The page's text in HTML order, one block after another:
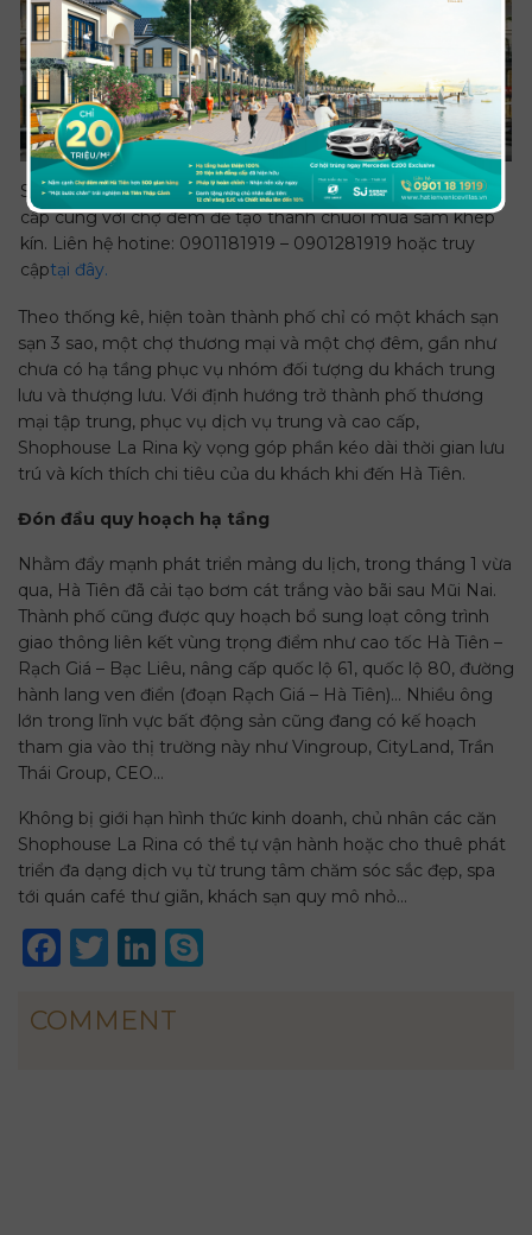
Shophouse đự kiến quy tụ dịch vụ mua sắm, du lịch cao
cấp cùng với chợ đêm để tạo thành chuỗi mua sắm khép
kín. Liên hệ hotine: 0901181919 – 0901281919 hoặc truy
cậptại đây.
Theo thống kê, hiện toàn thành phố chỉ có một khách sạn
sạn 3 sao, một chợ thương mại và một chợ đêm, gần như
chưa có hạ tầng phục vụ nhóm đối tượng du khách trung
lưu và thượng lưu. Với định hướng trở thành phố thương
mại tập trung, phục vụ dịch vụ trung và cao cấp,
Shophouse La Rina kỳ vọng góp phần kéo dài thời gian lưu
trú và kích thích chi tiêu của du khách khi đến Hà Tiên.
Đón đầu quy hoạch hạ tầng
Nhằm đẩy mạnh phát triển mảng du lịch, trong tháng 1 vừa
qua, Hà Tiên đã cải tạo bơm cát trắng vào bãi sau Mũi Nai.
Thành phố cũng được quy hoạch bổ sung loạt công trình
giao thông liên kết vùng trọng điểm như cao tốc Hà Tiên –
Rạch Giá – Bạc Liêu, nâng cấp quốc lộ 61, quốc lộ 80, đường
hành lang ven điển (đoạn Rạch Giá – Hà Tiên)… Nhiều ông
lớn trong lĩnh vực bất động sản cũng đang có kế hoạch
tham gia vào thị trường này như Vingroup, CityLand, Trần
Thái Group, CEO…
Không bị giới hạn hình thức kinh doanh, chủ nhân các căn
Shophouse La Rina có thể tự vận hành hoặc cho thuê phát
triển đa dạng dịch vụ từ trung tâm chăm sóc sắc đẹp, spa
tới quán café thư giãn, khách sạn quy mô nhỏ…
Facebook
Twitter
LinkedIn
COMMENT